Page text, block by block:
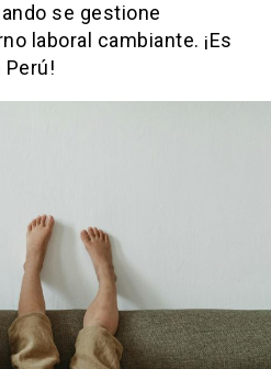
se gestione
laboral cambiante. ¡Es
Perú!